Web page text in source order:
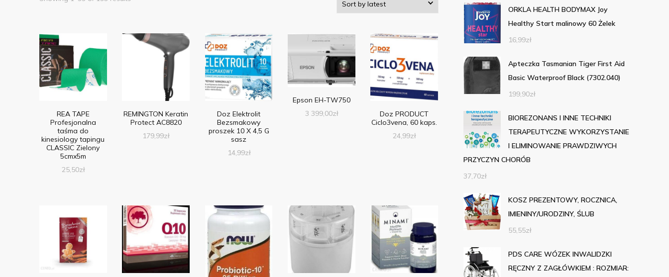
REA TAPE
Profesjonalna
taśma do
kinesiology tapingu
CLASSIC Zielony
5cmx5m
25,50zł
REMINGTON Keratin
Protect AC8820
179,99zł
Doz Elektrolit
Bezsmakowy
proszek 10 X 4,5 G
sasz
14,99zł
Epson EH-TW750
3 399,00zł
Doz PRODUCT
Ciclo3vena, 60 kaps.
24,99zł
ORKLA HEALTH BODYMAX Joy
Healthy Start malinowy 60 Żelek
16,99zł
Apteczka Tasmanian Tiger First Aid
Basic Waterproof Black (7302.040)
199,90zł
BIOREZONANS I INNE TECHNIKI
TERAPEUTYCZNE WYKORZYSTANIE
I ELIMINOWANIE PRAWDZIWYCH
PRZYCZYN CHORÓB
37,70zł
KOSZ PREZENTOWY, ROCZNICA,
IMIENINY/URODZINY, ŚLUB
55,55zł
PDS CARE WÓZEK INWALIDZKI
RĘCZNY Z ZAGŁÓWKIEM : ROZMIAR: